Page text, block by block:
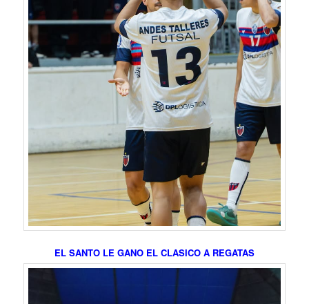
EL SANTO LE GANO EL CLASICO A REGATAS